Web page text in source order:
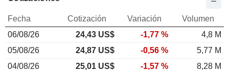
Fecha Cotización Variación
Volumen
06/08/26
24,43 US$ -1,77 %
4,8 M
05/08/26
24,87 US$ -0,56 %
5,77 M
04/08/26
25,01 US$ -1,57 %
8,28 M